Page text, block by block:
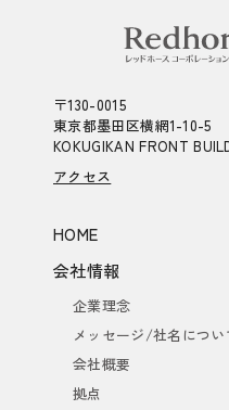
〒130-0015
東京都墨田区横網1-10-5
KOKUGIKAN FRONT
アクセス
HOME
会社情報
企業理念
メッセージ/社名につい
会社概要
拠点